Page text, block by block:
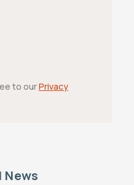
to ourPrivacy
News